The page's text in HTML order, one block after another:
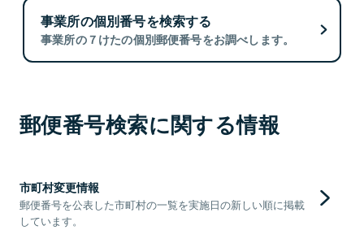
事業所の個別番号を検索する
事業所の７けたの個別郵便番号をお調べします。
郵便番号検索に関する情報
市町村変更情報
郵便番号を公表した市町村の一覧を実施日の新しい順に掲載
しています。